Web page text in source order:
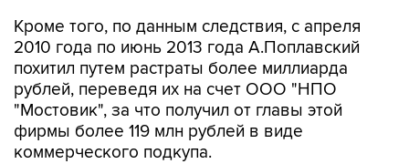
Кроме того, по данным следствия, с апреля
2010 года по июнь 2013 года А.Поплавский
похитил путем растраты более миллиарда
рублей, переведя их на счет ООО "НПО
"Мостовик", за что получил от главы этой
фирмы более 119 млн рублей в виде
коммерческого подкупа.